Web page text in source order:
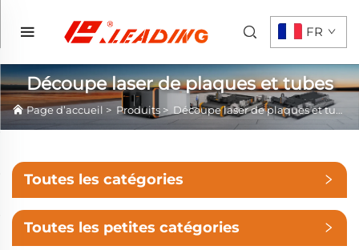
FR
Découpe laser de plaques et tubes
Page d’accueil > Produits > Découpe laser de plaques et tubes
Toutes les catégories
Toutes les petites catégories